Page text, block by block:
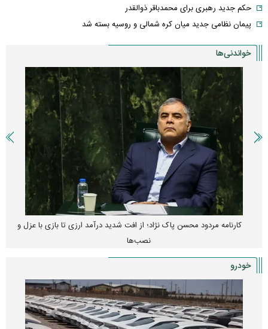
حکم جدید رهبری برای محمدباقر ذوالقدر
پیمان نظامی جدید میان کره شمالی و روسیه بسته شد
خواندنی‌ها
کارنامه مردود محسن پاک‌ نژاد؛ از افت شدید درآمد ارزی تا بازی با عزل و
نصب‌ها
خودرو